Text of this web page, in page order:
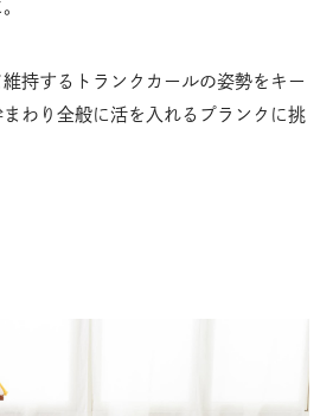
持するトランクカールの姿勢をキー
わり全般に活を入れるプランクに挑